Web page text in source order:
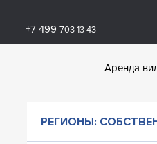
+7 499 703 13 43
Аренда
РЕГИОНЫ: